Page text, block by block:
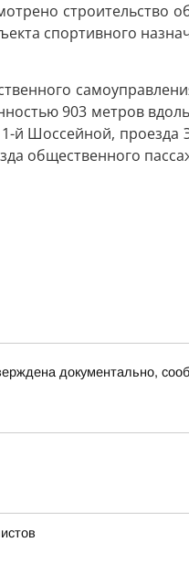
строительство
спортивного
903 метров
Шоссейной, проезда
общественного
документально,